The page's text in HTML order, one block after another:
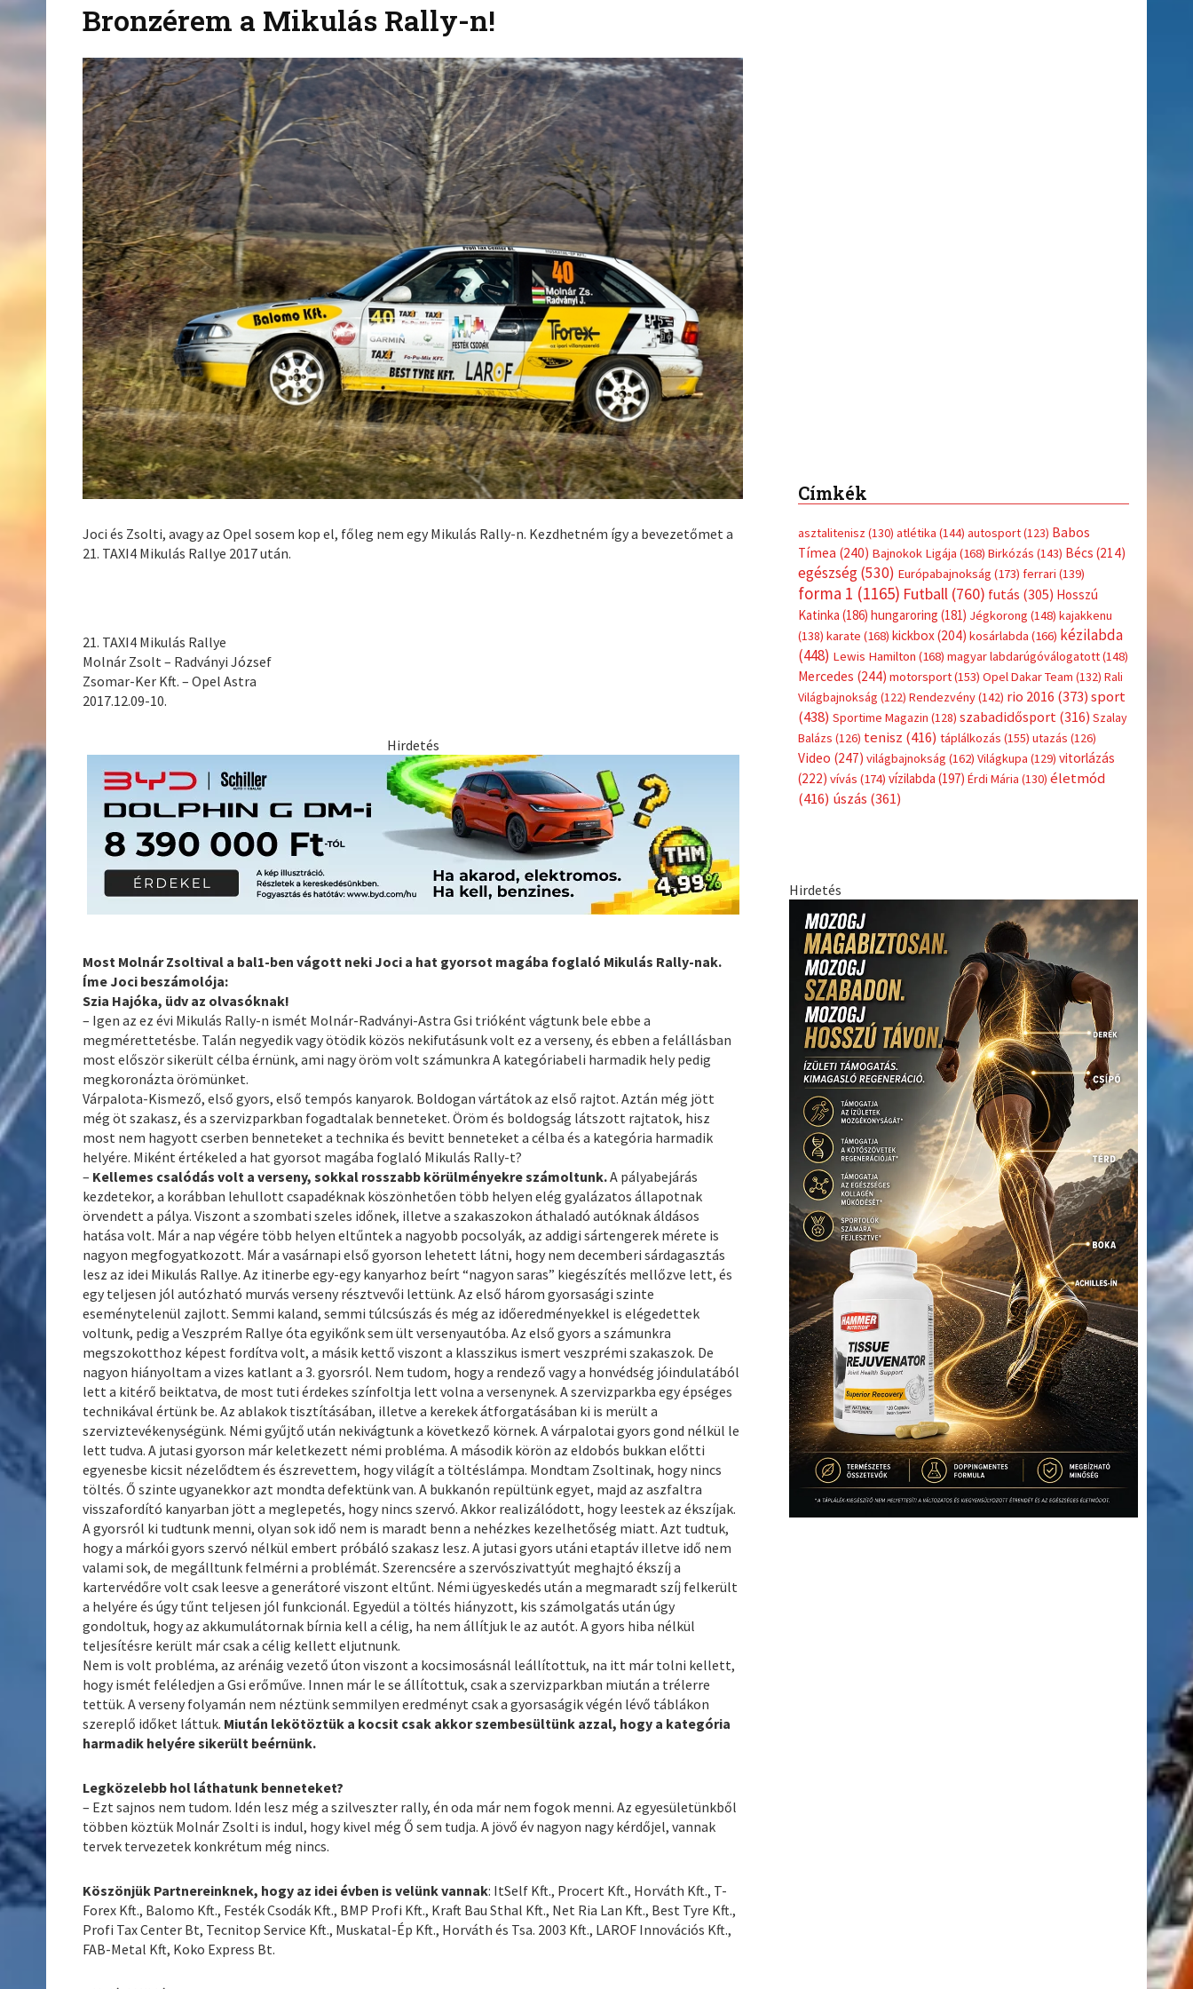
Bronzérem a Mikulás Rally-n!
Joci és Zsolti, avagy az Opel sosem kop el, főleg nem egy Mikulás Rally-n. Kezdhetném így a bevezetőmet a
21. TAXI4 Mikulás Rallye 2017 után.
21. TAXI4 Mikulás Rallye
Molnár Zsolt – Radványi József
Zsomar-Ker Kft. – Opel Astra
2017.12.09-10.
Hirdetés
Most Molnár Zsoltival a bal1-ben vágott neki Joci a hat gyorsot magába foglaló Mikulás Rally-nak.
Íme Joci beszámolója:
Szia Hajóka, üdv az olvasóknak!
– Igen az ez évi Mikulás Rally-n ismét Molnár-Radványi-Astra Gsi trióként vágtunk bele ebbe a
megmérettetésbe. Talán negyedik vagy ötödik közös nekifutásunk volt ez a verseny, és ebben a felállásban
most először sikerült célba érnünk, ami nagy öröm volt számunkra A kategóriabeli harmadik hely pedig
megkoronázta örömünket.
Várpalota-Kismező, első gyors, első tempós kanyarok. Boldogan vártátok az első rajtot. Aztán még jött
még öt szakasz, és a szervizparkban fogadtalak benneteket. Öröm és boldogság látszott rajtatok, hisz
most nem hagyott cserben benneteket a technika és bevitt benneteket a célba és a kategória harmadik
helyére. Miként értékeled a hat gyorsot magába foglaló Mikulás Rally-t?
– Kellemes csalódás volt a verseny, sokkal rosszabb körülményekre számoltunk.A pályabejárás
kezdetekor, a korábban lehullott csapadéknak köszönhetően több helyen elég gyalázatos állapotnak
örvendett a pálya. Viszont a szombati szeles időnek, illetve a szakaszokon áthaladó autóknak áldásos
hatása volt. Már a nap végére több helyen eltűntek a nagyobb pocsolyák, az addigi sártengerek mérete is
nagyon megfogyatkozott. Már a vasárnapi első gyorson lehetett látni, hogy nem decemberi sárdagasztás
lesz az idei Mikulás Rallye. Az itinerbe egy-egy kanyarhoz beírt “nagyon saras” kiegészítés mellőzve lett, és
egy teljesen jól autózható murvás verseny résztvevői lettünk. Az első három gyorsasági szinte
eseménytelenül zajlott. Semmi kaland, semmi túlcsúszás és még az időeredményekkel is elégedettek
voltunk, pedig a Veszprém Rallye óta egyikőnk sem ült versenyautóba. Az első gyors a számunkra
megszokotthoz képest fordítva volt, a másik kettő viszont a klasszikus ismert veszprémi szakaszok. De
nagyon hiányoltam a vizes katlant a 3. gyorsról. Nem tudom, hogy a rendező vagy a honvédség jóindulatából
lett a kitérő beiktatva, de most tuti érdekes színfoltja lett volna a versenynek. A szervizparkba egy épséges
technikával értünk be. Az ablakok tisztításában, illetve a kerekek átforgatásában ki is merült a
szerviztevékenységünk. Némi gyűjtő után nekivágtunk a következő körnek. A várpalotai gyors gond nélkül le
lett tudva. A jutasi gyorson már keletkezett némi probléma. A második körön az eldobós bukkan előtti
egyenesbe kicsit nézelődtem és észrevettem, hogy világít a töltéslámpa. Mondtam Zsoltinak, hogy nincs
töltés. Ő szinte ugyanekkor azt mondta defektünk van. A bukkanón repültünk egyet, majd az aszfaltra
visszafordító kanyarban jött a meglepetés, hogy nincs szervó. Akkor realizálódott, hogy leestek az ékszíjak.
A gyorsról ki tudtunk menni, olyan sok idő nem is maradt benn a nehézkes kezelhetőség miatt. Azt tudtuk,
hogy a márkói gyors szervó nélkül embert próbáló szakasz lesz. A jutasi gyors utáni etaptáv illetve idő nem
valami sok, de megálltunk felmérni a problémát. Szerencsére a szervószivattyút meghajtó ékszíj a
kartervédőre volt csak leesve a generátoré viszont eltűnt. Némi ügyeskedés után a megmaradt szíj felkerült
a helyére és úgy tűnt teljesen jól funkcionál. Egyedül a töltés hiányzott, kis számolgatás után úgy
gondoltuk, hogy az akkumulátornak bírnia kell a célig, ha nem állítjuk le az autót. A gyors hiba nélkül
teljesítésre került már csak a célig kellett eljutnunk.
Nem is volt probléma, az arénáig vezető úton viszont a kocsimosásnál leállítottuk, na itt már tolni kellett,
hogy ismét feléledjen a Gsi erőműve. Innen már le se állítottuk, csak a szervizparkban miután a trélerre
tettük. A verseny folyamán nem néztünk semmilyen eredményt csak a gyorsaságik végén lévő táblákon
szereplő időket láttuk. Miután lekötöztük a kocsit csak akkor szembesültünk azzal, hogy a kategória
harmadik helyére sikerült beérnünk.
Legközelebb hol láthatunk benneteket?
– Ezt sajnos nem tudom. Idén lesz még a szilveszter rally, én oda már nem fogok menni. Az egyesületünkből
többen köztük Molnár Zsolti is indul, hogy kivel még Ő sem tudja. A jövő év nagyon nagy kérdőjel, vannak
tervek tervezetek konkrétum még nincs.
Köszönjük Partnereinknek, hogy az idei évben is velünk vannak: ItSelf Kft., Procert Kft., Horváth Kft., T-
Forex Kft., Balomo Kft., Festék Csodák Kft., BMP Profi Kft., Kraft Bau Sthal Kft., Net Ria Lan Kft., Best Tyre Kft.,
Profi Tax Center Bt, Tecnitop Service Kft., Muskatal-Ép Kft., Horváth és Tsa. 2003 Kft., LAROF Innovációs Kft.,
FAB-Metal Kft, Koko Express Bt.
Címkék
asztalitenisz (130) atlétika (144) autosport(123) Babos
Tímea (240) Bajnokok Ligája (168) Birkózás (143) Bécs (214)
egészség(530) Európabajnokság (173) ferrari (139)
forma 1 (1165) Futball(760) futás (305) Hosszú
Katinka (186) hungaroring (181) Jégkorong (148) kajakkenu
(138) karate (168) kickbox(204) kosárlabda (166) kézilabda
(448) Lewis Hamilton (168) magyar labdarúgóválogatott(148)
Mercedes (244) motorsport(153) Opel Dakar Team (132) Rali
Világbajnokság (122) Rendezvény(142) rio 2016 (373) sport
(438) Sportime Magazin (128) szabadidősport (316) Szalay
Balázs (126) tenisz (416) táplálkozás (155) utazás (126)
Video (247) világbajnokság (162) Világkupa (129) vitorlázás
(222) vívás (174) vízilabda (197) Érdi Mária (130) életmód
(416) úszás (361)
Hirdetés